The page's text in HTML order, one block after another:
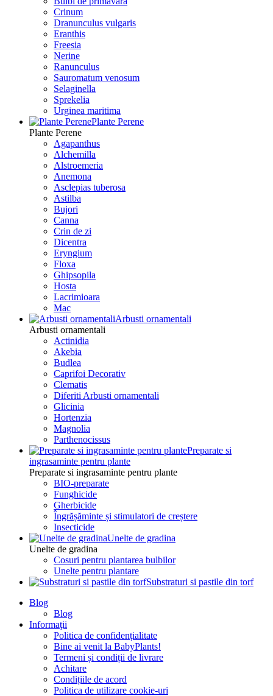
Crinum
Dranunculus vulgaris
Eranthis
Freesiа
Nerine
Ranunculus
Sauromatum venosum
Selaginella
Sprekelia
Urginea maritima
Plante Perene
Plante Perene
Agapanthus
Alchemilla
Alstroemeria
Anemona
Asclepias tuberosa
Astilba
Bujori
Canna
Crin de zi
Dicentra
Eryngium
Floxa
Ghipsopila
Hosta
Lacrimioara
Mac
Arbusti ornamentali
Arbusti ornamentali
Actinidia
Akebia
Budlea
Caprifoi Decorativ
Clematis
Diferiti Arbusti ornamentali
Glicinia
Hortenzia
Magnolia
Parthenocissus
Preparate si
ingrasaminte pentru plante
Preparate si ingrasaminte pentru plante
BIO-preparate
Funghicide
Gherbicide
Îngrășăminte și stimulatori de creștere
Insecticide
Unelte de gradina
Unelte de gradina
Cosuri pentru plantarea bulbilor
Unelte pentru plantare
Substraturi si pastile din torf
Blog
Blog
Informaţii
Politica de confidențialitate
Bine ai venit la BabyPlants!
Termeni și condiții de livrare
Achitare
Condițiile de acord
Politica de utilizare cookie-uri